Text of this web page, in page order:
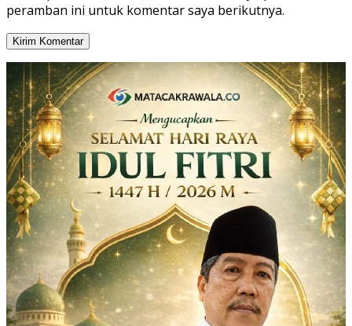
peramban ini untuk komentar saya berikutnya.